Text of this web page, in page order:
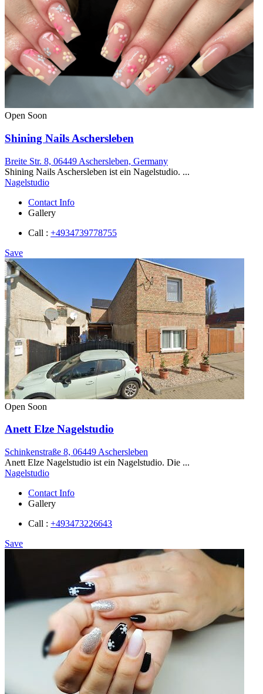
Open Soon
Shining Nails Aschersleben
Breite Str. 8, 06449 Aschersleben, Germany
Shining Nails Aschersleben ist ein Nagelstudio. ...
Nagelstudio
Contact Info
Gallery
Call : +4934739778755
Save
Open Soon
Anett Elze Nagelstudio
Schinkenstraße 8, 06449 Aschersleben
Anett Elze Nagelstudio ist ein Nagelstudio. Die ...
Nagelstudio
Contact Info
Gallery
Call : +493473226643
Save